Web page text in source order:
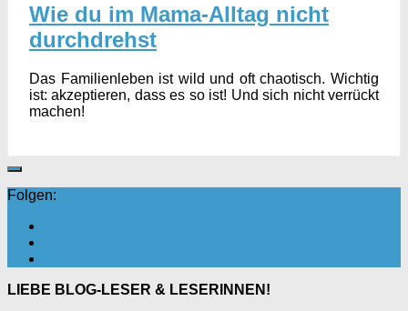
Wie du im Mama-Alltag nicht
durchdrehst
Das Familienleben ist wild und oft chaotisch. Wichtig
ist: akzeptieren, dass es so ist! Und sich nicht verrückt
machen!
Folgen:
LIEBE BLOG-LESER & LESERINNEN!